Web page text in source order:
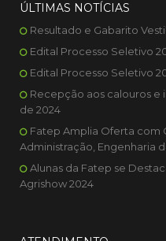
ÚLTIMAS NOTÍCIAS
Resultado e Gabarito
Edital Processo Seletivo
Edital Processo Seletivo
Recepção aos calouros e
de 2024
Fatep Amplia Oferta com
Administração, Engenharia
Alunas da Fatep se
Agrishow 2024